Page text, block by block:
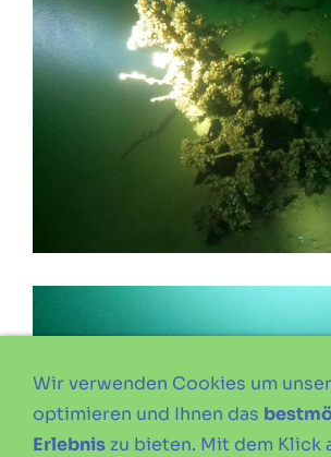
Wir verwenden Cookies um
optimieren und Ihnen das
Erlebnis zu bieten. Mit dem Klick